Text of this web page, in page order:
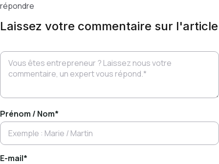
répondre
Laissez votre commentaire sur l'article
Prénom / Nom*
E-mail*